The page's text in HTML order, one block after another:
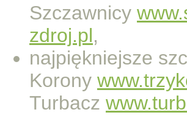
Szczawnicy
zdroj.pl,
najpiękniejsze
Korony
Turbacz